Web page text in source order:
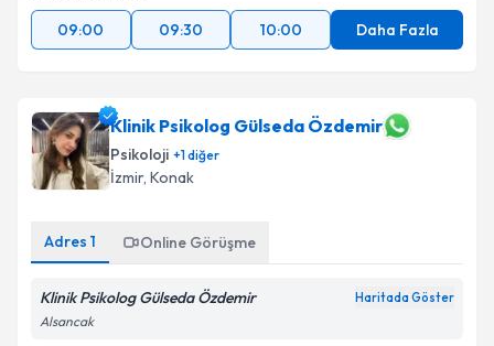
09:00
09:30 10:00 Daha Fazla
Klinik Psikolog Gülseda Özdemir
Psikoloji +1diğer
İzmir, Konak
Adres 1 Online Görüşme
Klinik Psikolog Gülseda Özdemir Haritada Göster
Alsancak